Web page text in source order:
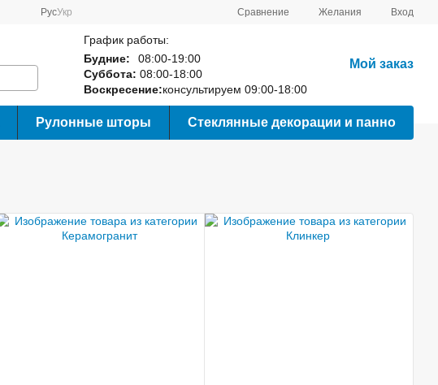
РусУкр Сравнение Желания Вход
График работы:
Будние:
08:00-19:00
Суббота: 08:00-18:00
Воскресение:консультируем 09:00-18:00
Мой заказ
Рулонные шторы Стеклянные декорации и панно